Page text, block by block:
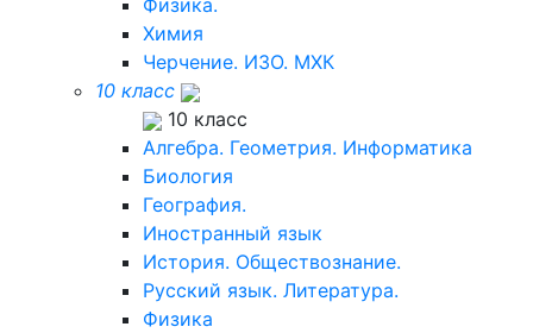
Физика.
Химия
Черчение. ИЗО. МХК
10 класс
10 класс
Алгебра. Геометрия. Информатика
Биология
География.
Иностранный язык
История. Обществознание.
Русский язык. Литература.
Физика